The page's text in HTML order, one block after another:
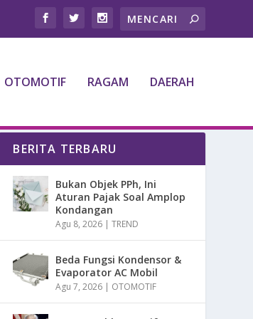
OTOMOTIF RAGAM DAERAH
BERITA TERBARU
Bukan Objek PPh, Ini
Aturan Pajak Soal Amplop
Kondangan
Agu 8, 2026 |TREND
Beda Fungsi Kondensor &
Evaporator AC Mobil
Agu 7, 2026 | OTOMOTIF